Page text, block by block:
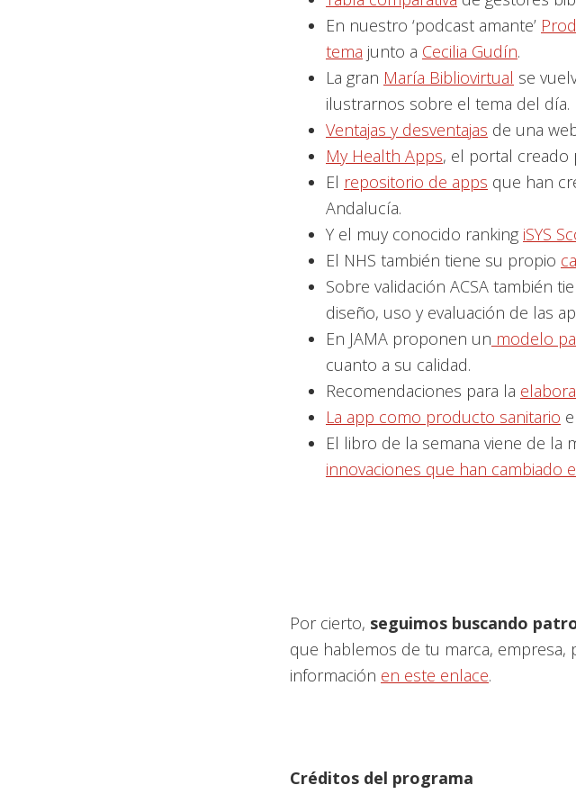
En nuestro ‘podcast amante’
tema junto a Cecilia Gudín.
La gran María Bibliovirtual se
ilustrarnos sobre el tema del día.
Ventajas y desventajas de una
My Health Apps, el portal creado
El repositorio de apps que han
Andalucía.
Y el muy conocido ranking iSYS
El NHS también tiene su propio
Sobre validación ACSA también
diseño, uso y evaluación de las
En JAMA proponen un modelo
cuanto a su calidad.
Recomendaciones para la
La app como producto sanitario
El libro de la semana viene de la
innovaciones que han cambiado
Por cierto, seguimos buscando
que hablemos de tu marca,
información en este enlace.
Créditos del programa